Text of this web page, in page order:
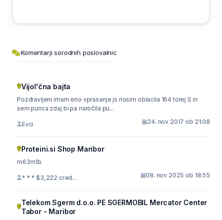
Komentarji sorodnih poslovalnic
Vijol'čna bajta
Pozdravljeni imam eno vprasanje js nosim oblacila 164 torej S in
sem punca zdaj bi pa naročila pu...
Evci 24. nov 2017 ob 21:08
Proteini.si Shop Maribor
m63m1b
* * * $3,222 cred... 08. nov 2025 ob 18:55
Telekom Sgerm d.o.o. PE SGERMOBIL Mercator Center
Tabor - Maribor